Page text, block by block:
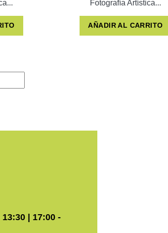
Fotografía Artística...
AÑADIR AL CARRITO
| 17:00 -